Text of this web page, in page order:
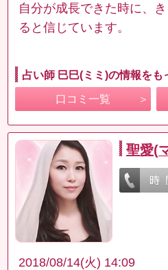
自分が成長できた時に、
ると信じています。
占い師 巳巳(ミミ)の情報をも
口コミ一覧
聖愛(
2018/08/14(火) 14:09